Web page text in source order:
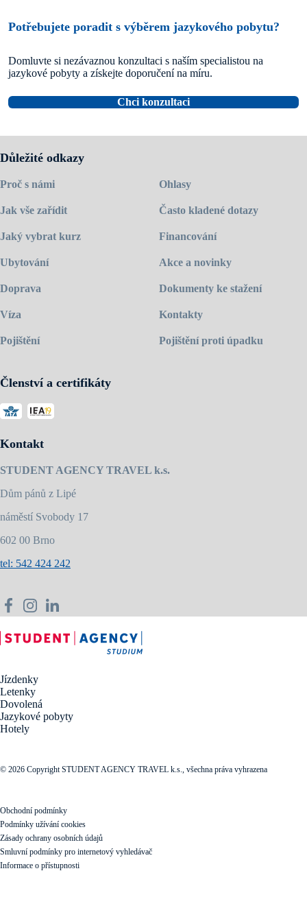
Potřebujete poradit s výběrem jazykového pobytu?
Domluvte si nezávaznou konzultaci s naším specialistou na
jazykové pobyty a získejte doporučení na míru.
Chci konzultaci
Důležité odkazy
Proč s námi
Jak vše zařídit
Jaký vybrat kurz
Ubytování
Doprava
Víza
Pojištění
Ohlasy
Často kladené dotazy
Financování
Akce a novinky
Dokumenty ke stažení
Kontakty
Pojištění proti úpadku
Členství a certifikáty
Kontakt
STUDENT AGENCY TRAVEL k.s.
Dům pánů z Lipé
náměstí Svobody 17
602 00 Brno
tel: 542 424 242
Jízdenky
Letenky
Dovolená
Jazykové pobyty
Hotely
© 2026 Copyright STUDENT AGENCY TRAVEL k.s., všechna práva vyhrazena
Obchodní podmínky
Podmínky užívání cookies
Zásady ochrany osobních údajů
Smluvní podmínky pro internetový vyhledávač
Informace o přístupnosti